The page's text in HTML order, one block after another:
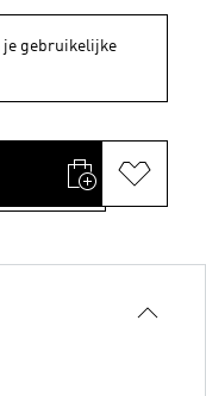
je gebruikelijke